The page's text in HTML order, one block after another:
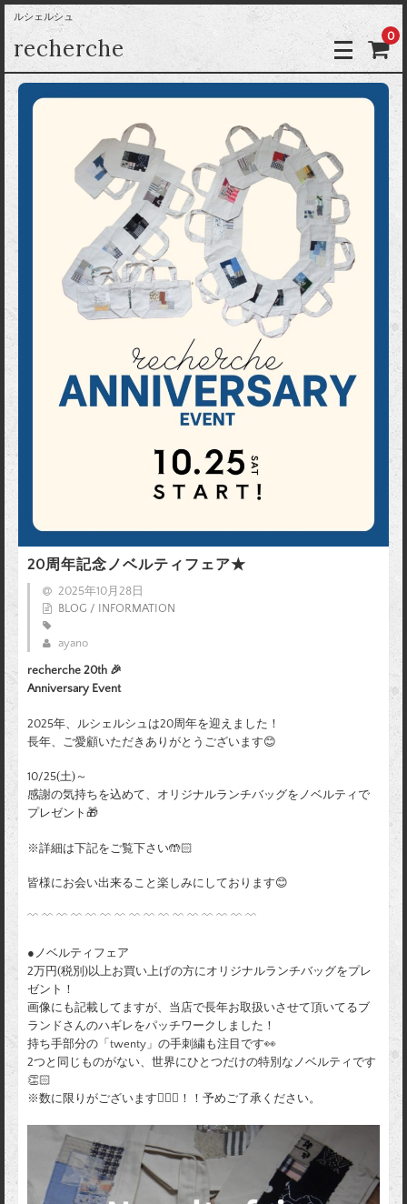
ルシェルシュ
recherche 0
20周年記念ノベルティフェア★
2025年10月28日
BLOG / INFORMATION
ayano
recherche 20th 🎉
Anniversary Event
2025年、ルシェルシュは20周年を迎えました！
長年、ご愛顧いただきありがとうございます😊
10/25(土)～
感謝の気持ちを込めて、オリジナルランチバッグをノベルティで
プレゼント🎁
※詳細は下記をご覧下さい🤲🏻
皆様にお会い出来ること楽しみにしております😊
﹋ ﹋ ﹋ ﹋ ﹋ ﹋ ﹋ ﹋ ﹋ ﹋ ﹋ ﹋ ﹋ ﹋ ﹋ ﹋
●ノベルティフェア
2万円(税別)以上お買い上げの方にオリジナルランチバッグをプレ
ゼント！
画像にも記載してますが、当店で長年お取扱いさせて頂いてるブ
ランドさんのハギレをパッチワークしました！
持ち手部分の「twenty」の手刺繍も注目です👀
2つと同じものがない、世界にひとつだけの特別なノベルティです
👏🏻
※数に限りがございます🙇🏼‍♀️！！予めご了承ください。